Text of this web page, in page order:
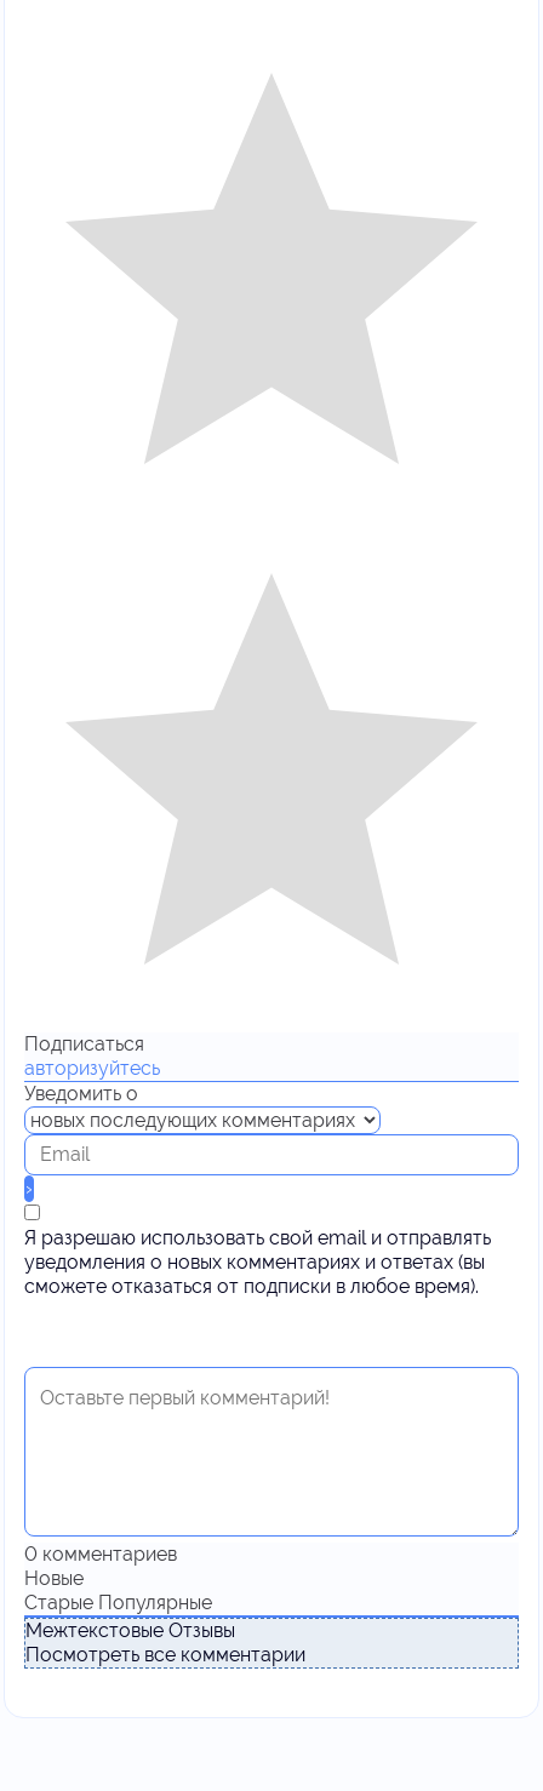
Подписаться
авторизуйтесь
Уведомить о
Я разрешаю использовать свой email и отправлять
уведомления о новых комментариях и ответах (вы
cможете отказаться от подписки в любое время).
0 комментариев
Новые
Старые Популярные
Межтекстовые Отзывы
Посмотреть все комментарии